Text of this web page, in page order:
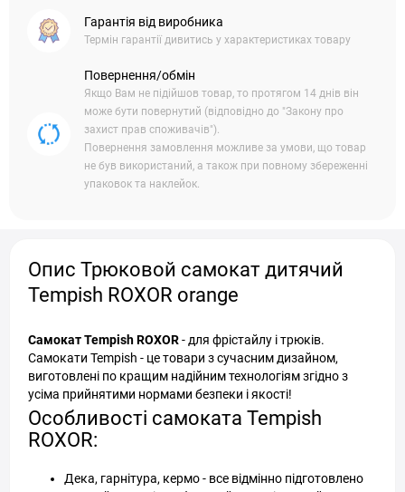
Гарантія від виробника
Термін гарантії дивитись у характеристиках товару
Повернення/обмін
Якщо Вам не підійшов товар, то протягом 14 днів він
може бути повернутий (відповідно до "Закону про
захист прав споживачів").
Повернення замовлення можливе за умови, що товар
не був використаний, а також при повному збереженні
упаковок та наклейок.
Опис Трюковой самокат дитячий
Tempish ROXOR orange
Самокат Tempish ROXOR- для фрістайлу і трюків.
Самокати Tempish - це товари з сучасним дизайном,
виготовлені по кращим надійним технологіям згідно з
усіма прийнятими нормами безпеки і якості!
Особливості самоката Tempish
ROXOR:
Дека, гарнітура, кермо - все відмінно підготовлено